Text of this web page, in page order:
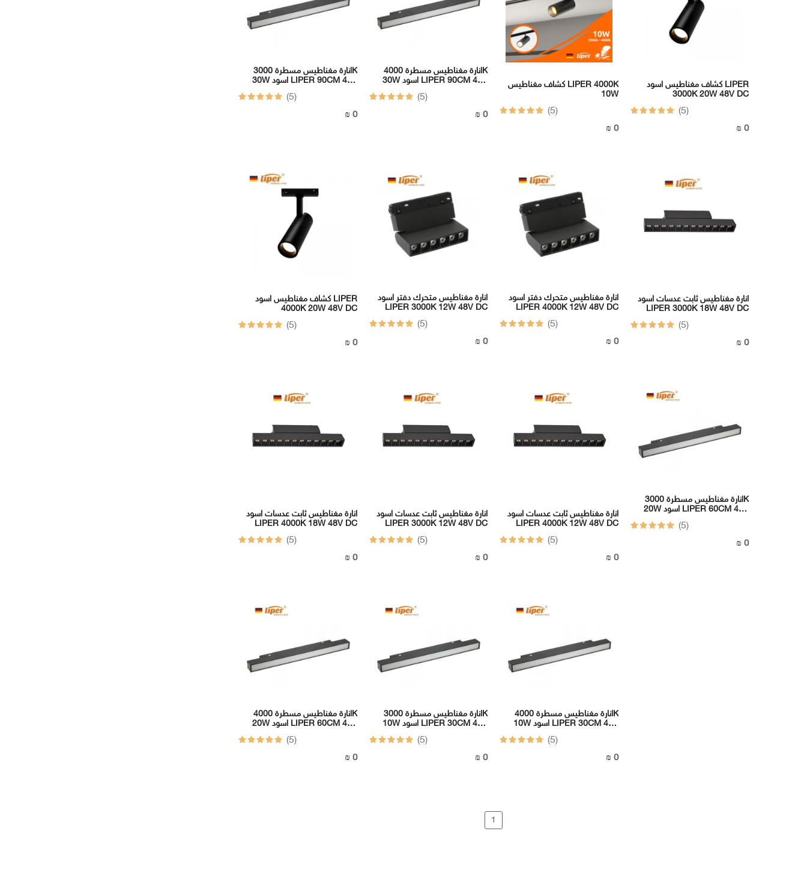
انارة مغناطيس مسطرة 3000K
30W اسود LIPER 90CM 48V
(5)
0 ₪
انارة مغناطيس مسطرة 4000K
30W اسود LIPER 90CM 48V
(5)
0 ₪
كشاف مغناطيس LIPER 4000K
10W
(5)
0 ₪
كشاف مغناطيس اسود LIPER
3000K 20W 48V DC
(5)
0 ₪
كشاف مغناطيس اسود LIPER
4000K 20W 48V DC
(5)
0 ₪
انارة مغناطيس متحرك دفتر اسود
LIPER 3000K 12W 48V DC
(5)
0 ₪
انارة مغناطيس متحرك دفتر اسود
LIPER 4000K 12W 48V DC
(5)
0 ₪
انارة مغناطيس ثابت عدسات اسود
LIPER 3000K 18W 48V DC
(5)
0 ₪
انارة مغناطيس ثابت عدسات اسود
LIPER 4000K 18W 48V DC
(5)
0 ₪
انارة مغناطيس ثابت عدسات اسود
LIPER 3000K 12W 48V DC
(5)
0 ₪
انارة مغناطيس ثابت عدسات اسود
LIPER 4000K 12W 48V DC
(5)
0 ₪
انارة مغناطيس مسطرة 3000K
20W اسود LIPER 60CM 48V
(5)
0 ₪
انارة مغناطيس مسطرة 4000K
20W اسود LIPER 60CM 48V
(5)
0 ₪
انارة مغناطيس مسطرة 3000K
10W اسود LIPER 30CM 48V
(5)
0 ₪
انارة مغناطيس مسطرة 4000K
10W اسود LIPER 30CM 48V
(5)
0 ₪
1